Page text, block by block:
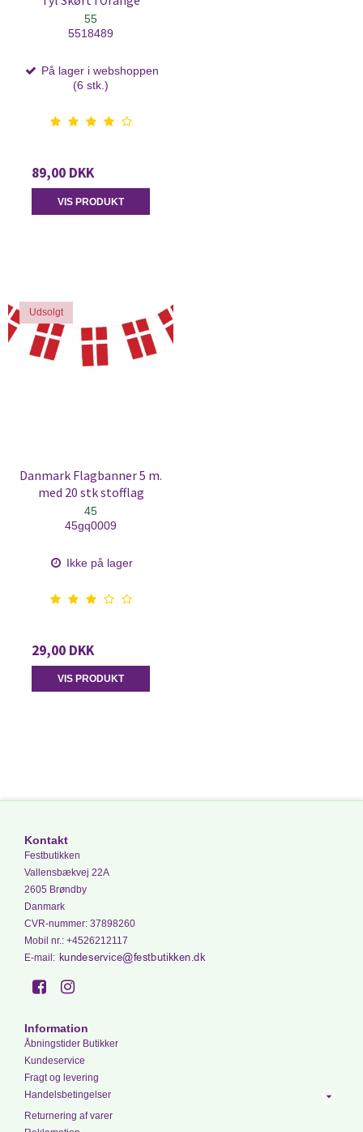
55
5518489
På lager i webshoppen
(6 stk.)
89,00 DKK
VIS PRODUKT
Udsolgt
Danmark Flagbanner 5 m.
med 20 stk stofflag
45
45gq0009
Ikke på lager
29,00 DKK
VIS PRODUKT
Kontakt
Festbutikken
Vallensbækvej 22A
2605 Brøndby
Danmark
CVR-nummer: 37898260
Mobil nr.: +4526212117
E-mail:
Information
Åbningstider Butikker
Kundeservice
Fragt og levering
Handelsbetingelser
Returnering af varer